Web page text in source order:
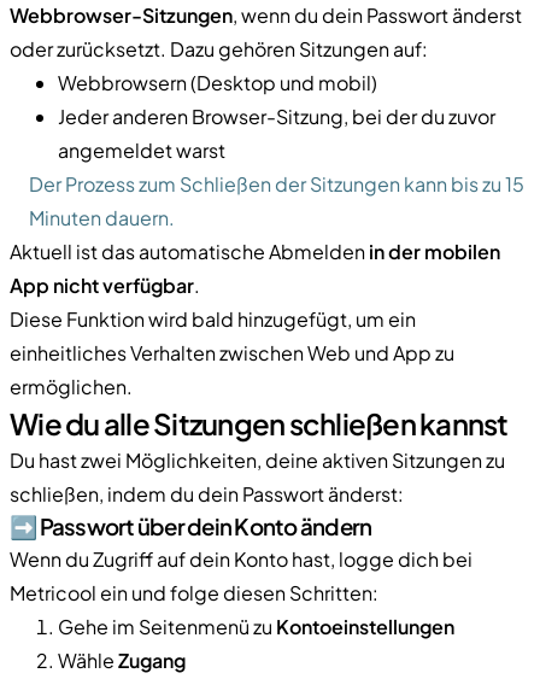
Webbrowser-Sitzungen, wenn du dein Passwort änderst
oder zurücksetzt. Dazu gehören Sitzungen auf:
Webbrowsern (Desktop und mobil)
Jeder anderen Browser-Sitzung, bei der du zuvor
angemeldet warst
Der Prozess zum Schließen der Sitzungen kann bis zu 15
Minuten dauern.
Aktuell ist das automatische Abmeldenin der mobilen
App nicht verfügbar.
Diese Funktion wird bald hinzugefügt, um ein
einheitliches Verhalten zwischen Web und App zu
ermöglichen.
Wie du alle Sitzungen schließen kannst
Du hast zwei Möglichkeiten, deine aktiven Sitzungen zu
schließen, indem du dein Passwort änderst:
➡️ Passwort über dein Konto ändern
Wenn du Zugriff auf dein Konto hast, logge dich bei
Metricool ein und folge diesen Schritten:
Gehe im Seitenmenü zu Kontoeinstellungen
WähleZugang